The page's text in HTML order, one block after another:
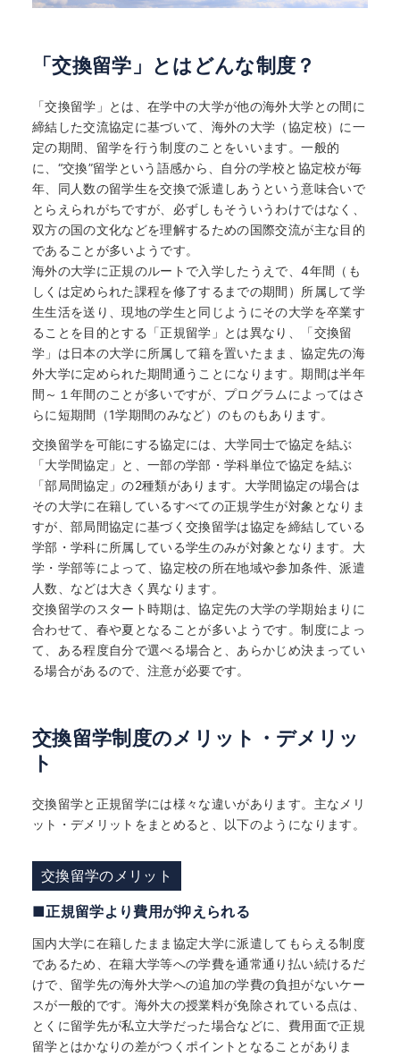
「交換留学」とはどんな制度？
「交換留学」とは、在学中の大学が他の海外大学との間に
締結した交流協定に基づいて、海外の大学（協定校）に一
定の期間、留学を行う制度のことをいいます。一般的
に、“交換”留学という語感から、自分の学校と協定校が毎
年、同人数の留学生を交換で派遣しあうという意味合いで
とらえられがちですが、必ずしもそういうわけではなく、
双方の国の文化などを理解するための国際交流が主な目的
であることが多いようです。
海外の大学に正規のルートで入学したうえで、4年間（も
しくは定められた課程を修了するまでの期間）所属して学
生生活を送り、現地の学生と同じようにその大学を卒業す
ることを目的とする「正規留学」とは異なり、「交換留
学」は日本の大学に所属して籍を置いたまま、協定先の海
外大学に定められた期間通うことになります。期間は半年
間～１年間のことが多いですが、プログラムによってはさ
らに短期間（1学期間のみなど）のものもあります。
交換留学を可能にする協定には、大学同士で協定を結ぶ
「大学間協定」と、一部の学部・学科単位で協定を結ぶ
「部局間協定」の2種類があります。大学間協定の場合は
その大学に在籍しているすべての正規学生が対象となりま
すが、部局間協定に基づく交換留学は協定を締結している
学部・学科に所属している学生のみが対象となります。大
学・学部等によって、協定校の所在地域や参加条件、派遣
人数、などは大きく異なります。
交換留学のスタート時期は、協定先の大学の学期始まりに
合わせて、春や夏となることが多いようです。制度によっ
て、ある程度自分で選べる場合と、あらかじめ決まってい
る場合があるので、注意が必要です。
交換留学制度のメリット・デメリッ
ト
交換留学と正規留学には様々な違いがあります。主なメリ
ット・デメリットをまとめると、以下のようになります。
交換留学のメリット
■正規留学より費用が抑えられる
国内大学に在籍したまま協定大学に派遣してもらえる制度
であるため、在籍大学等への学費を通常通り払い続けるだ
けで、留学先の海外大学への追加の学費の負担がないケー
スが一般的です。海外大の授業料が免除されている点は、
とくに留学先が私立大学だった場合などに、費用面で正規
留学とはかなりの差がつくポイントとなることがありま